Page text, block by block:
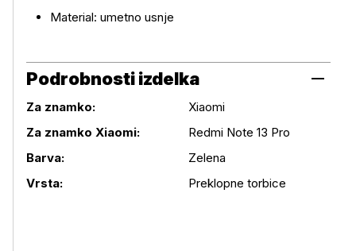
Material: umetno usnje
Podrobnosti izdelka
Za znamko:
Xiaomi
Za znamko Xiaomi:
Redmi Note 13 Pro
Barva:
Zelena
Vrsta:
Preklopne torbice